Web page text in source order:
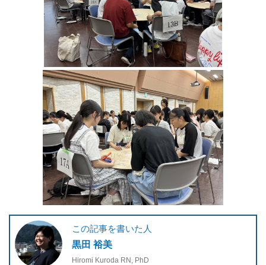
この記事を書いた人
黒田 裕美
Hiromi Kuroda RN, PhD